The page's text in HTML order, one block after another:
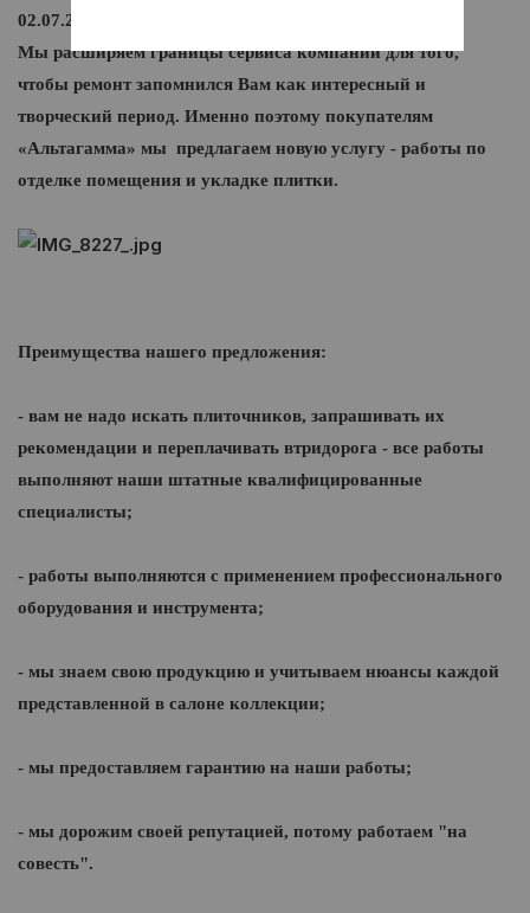
02.07.2015г.
Мы расширяем границы сервиса компании для того,
чтобы ремонт запомнился Вам как интересный и
творческий период. Именно поэтому покупателям
«Альтагамма» мы предлагаем новую услугу - работы по
отделке помещения и укладке плитки.
Преимущества нашего предложения:
- вам не надо искать плиточников, запрашивать их
рекомендации и переплачивать втридорога - все работы
выполняют наши штатные квалифицированные
специалисты;
- работы выполняются с применением профессионального
оборудования и инструмента;
- мы знаем свою продукцию и учитываем нюансы каждой
представленной в салоне коллекции;
- мы предоставляем гарантию на наши работы;
- мы дорожим своей репутацией, потому работаем "на
совесть".